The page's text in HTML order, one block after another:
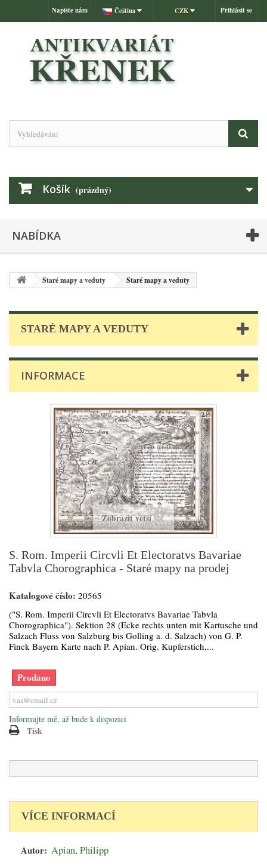
Přihlásit se
CZK
Čeština
Napište nám
Košík (prázdný)
NABÍDKA
Staré mapy a veduty Staré mapy a veduty
STARÉ MAPY A VEDUTY
INFORMACE
Zobrazit větší
S. Rom. Imperii Circvli Et Electoratvs Bavariae
Tabvla Chorographica - Staré mapy na prodej
Katalogové číslo: 20565
("S. Rom. Imperii Circvli Et Electoratvs Bavariae Tabvla
Chorographica"). Sektion 28 (Ecke rechts unten mit Kartusche und
Salzach Fluss von Salzburg bis Golling a. d. Salzach) von G. P.
Finck Bayern Karte nach P. Apian. Orig. Kupferstich,...
Prodáno
Informujte mě, až bude k dispozici
Tisk
VÍCE INFORMACÍ
Autor: Apian, Philipp